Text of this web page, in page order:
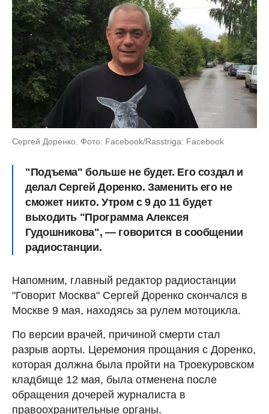
Сергей Доренко. Фото: Facebook/Rasstriga: Facebook
"Подъема" больше не будет. Его создал и
делал Сергей Доренко. Заменить его не
сможет никто. Утром с 9 до 11 будет
выходить "Программа Алексея
Гудошникова", — говорится в сообщении
радиостанции.
Напомним, главный редактор радиостанции
"Говорит Москва" Сергей Доренко скончался в
Москве 9 мая, находясь за рулем мотоцикла.
По версии врачей, причиной смерти стал
разрыв аорты. Церемония прощания с Доренко,
которая должна была пройти на Троекуровском
кладбище 12 мая, была отменена после
обращения дочерей журналиста в
правоохранительные органы.